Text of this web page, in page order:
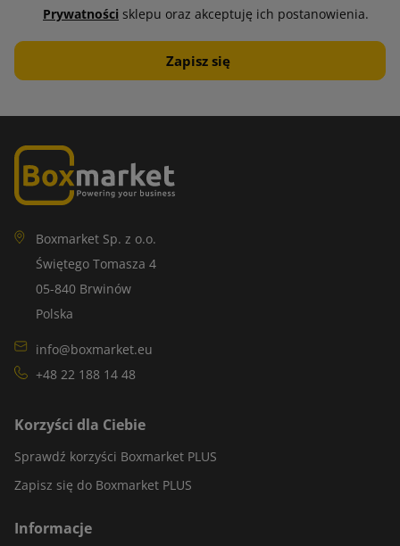
Prywatności sklepu oraz akceptuję ich postanowienia.
Boxmarket Sp. z o.o.
Świętego Tomasza 4
05-840 Brwinów
Polska
info@boxmarket.eu
+48 22 188 14 48
Korzyści dla Ciebie
Sprawdź korzyści Boxmarket PLUS
Zapisz się do Boxmarket PLUS
Informacje